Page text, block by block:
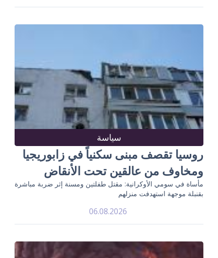
سياسة
روسيا تقصف مبنى سكنياً في زابوريجيا
ومخاوف من عالقين تحت الأنقاض
مأساة في سومي الأوكرانية: مقتل طفلتين ومسنة إثر ضربة مباشرة
بقنبلة موجهة استهدفت منزلهم
06.08.2026